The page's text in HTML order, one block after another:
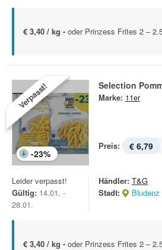
€ 3,40 / kg - oder Prinzess Frites 2 –
Verpasst!
-23%
Selection
Marke: 11er
Preis: € 6,79
Leider verpasst!
Gültig: 14.01. -
28.01.
Händler: T&G
Stadt:
Bludenz
€ 3,40 / kg - oder Prinzess Frites 2 –